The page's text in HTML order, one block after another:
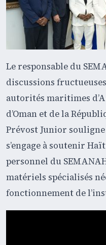
Le responsable du
discussions
autorités maritimes
d’Oman et de la
Prévost Junior
s’engage à soutenir
personnel du
matériels spécialisés
fonctionnement de